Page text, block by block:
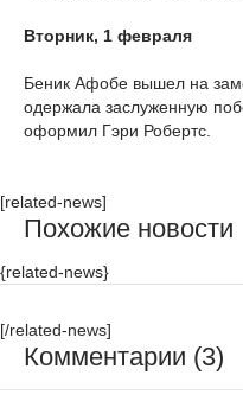
Вторник, 1 февраля
Беник Афобе вышел на
одержала заслуженную
оформил Гэри Робертс.
[related-news]
Похожие новости
{related-news}
[/related-news]
Комментарии (3)